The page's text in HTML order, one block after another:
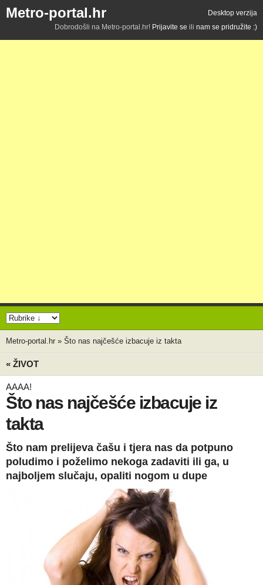
Metro-portal.hr
Desktop verzija
Dobrodošli na Metro-portal.hr! Prijavite se ili nam se pridružite :)
Metro-portal.hr » Što nas najčešće izbacuje iz takta
« ŽIVOT
AAAA!
Što nas najčešće izbacuje iz
takta
Što nam prelijeva čašu i tjera nas da potpuno
poludimo i poželimo nekoga zadaviti ili ga, u
najboljem slučaju, opaliti nogom u dupe